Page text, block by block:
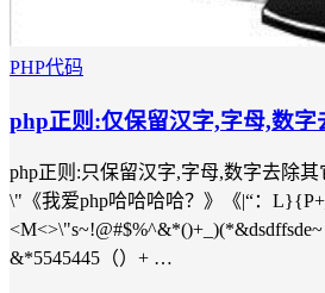
PHP代码
php正则:仅保留汉字,字母,数字
php正则:只保留汉字,字母,数字去除其
\"《我爱php哈哈哈哈？》《|“：
&*5545445（）+ …